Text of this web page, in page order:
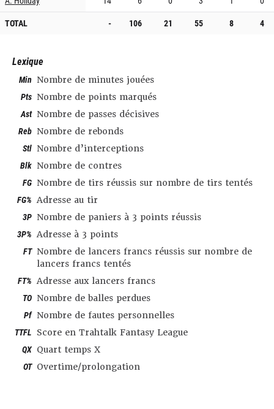
TOTAL
- 106 21 55 8 4
Lexique
Min Nombre de minutes jouées
Pts Nombre de points marqués
Ast Nombre de passes décisives
Reb Nombre de rebonds
Stl Nombre d’interceptions
Blk Nombre de contres
FG Nombre de tirs réussis sur nombre de tirs tentés
FG% Adresse au tir
3P Nombre de paniers à 3 points réussis
3P% Adresse à 3 points
FT Nombre de lancers francs réussis sur nombre de
lancers francs tentés
FT% Adresse aux lancers francs
TO Nombre de balles perdues
Pf Nombre de fautes personnelles
TTFL Score en Trahtalk Fantasy League
QX Quart temps X
OT Overtime/prolongation